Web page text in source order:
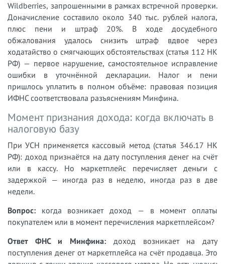
Wildberries, запрошенными в рамках встречной проверки.
Доначисление составило около 340 тыс. рублей налога,
плюс пени и штраф 20%. В ходе досудебного
обжалования удалось снизить штраф вдвое через
ходатайство о смягчающих обстоятельствах (статья 112 НК
РФ) — первое нарушение, самостоятельное исправление
ошибки в уточнённой декларации. Налог и пени
пришлось уплатить в полном объёме: правовая позиция
ИФНС соответствовала разъяснениям Минфина.
Момент признания дохода: когда включать в
налоговую базу
При УСН применяется кассовый метод (статья 346.17 НК
РФ): доход признаётся на дату поступления денег на счёт
или в кассу. Но маркетплейс перечисляет деньги с
задержкой — иногда раз в неделю, иногда раз в две
недели.
Вопрос: когда возникает доход — в момент оплаты
покупателем или в момент перечисления маркетплейсом?
Ответ ФНС и Минфина: доход возникает на дату
поступления денег от маркетплейса на счёт продавца. Это